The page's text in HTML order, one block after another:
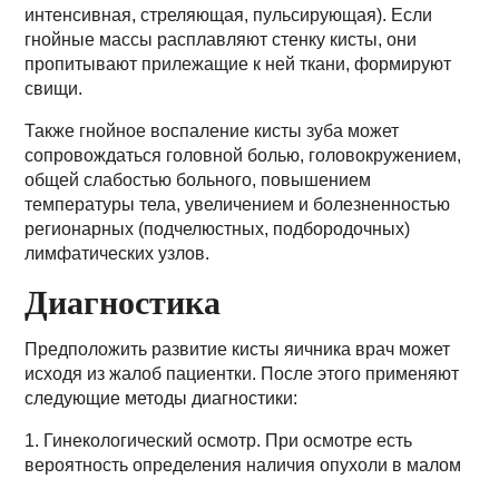
интенсивная, стреляющая, пульсирующая). Если
гнойные массы расплавляют стенку кисты, они
пропитывают прилежащие к ней ткани, формируют
свищи.
Также гнойное воспаление кисты зуба может
сопровождаться головной болью, головокружением,
общей слабостью больного, повышением
температуры тела, увеличением и болезненностью
регионарных (подчелюстных, подбородочных)
лимфатических узлов.
Диагностика
Предположить развитие кисты яичника врач может
исходя из жалоб пациентки. После этого применяют
следующие методы диагностики:
1. Гинекологический осмотр. При осмотре есть
вероятность определения наличия опухоли в малом